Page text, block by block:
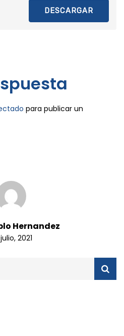
DESCARGAR
para publicar un
Hernandez
2021